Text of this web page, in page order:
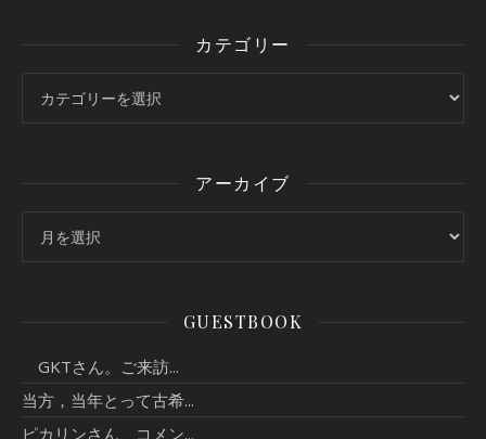
カテゴリー
アーカイブ
GUESTBOOK
GKTさん。ご来訪...
当方，当年とって古希...
ピカリンさん、コメン...